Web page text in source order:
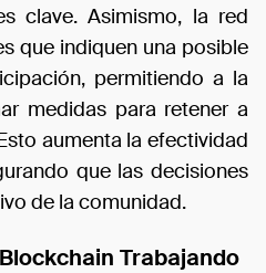
clave. Asimismo, la red
que indiquen una posible
permitiendo a la
medidas para retener a
aumenta la efectividad
que las decisiones
de la comunidad.
Trabajando